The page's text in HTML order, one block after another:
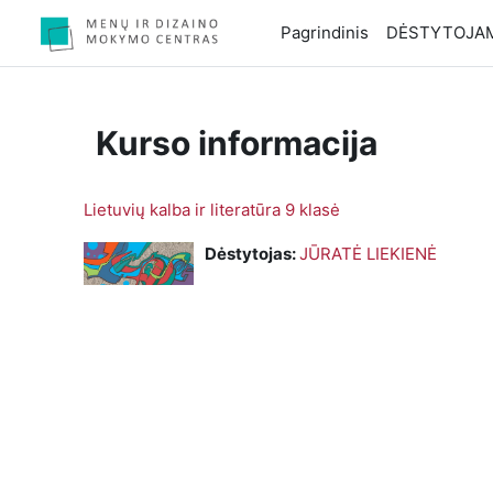
Pagrindinis
Kurso informacija
Lietuvių kalba ir literatūra 9 klasė
Dėstytojas:JŪRATĖ LIEKIENĖ